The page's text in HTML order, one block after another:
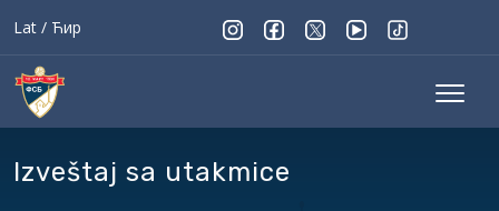
Lat / Ћир
Izveštaj sa utakmice